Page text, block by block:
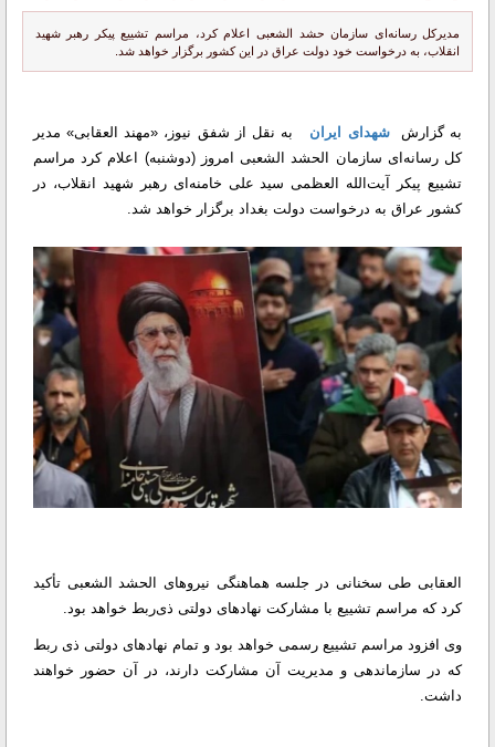
مدیرکل رسانه‌ای سازمان حشد الشعبی اعلام کرد، مراسم تشییع پیکر رهبر شهید
انقلاب، به درخواست خود دولت عراق در این کشور برگزار خواهد شد.
به گزارششهدای ایران به نقل از شفق نیوز، «مهند العقابی» مدیر
کل رسانه‌ای سازمان الحشد الشعبی امروز (دوشنبه) اعلام کرد مراسم
تشییع پیکر آیت‌الله العظمی سید علی خامنه‌ای رهبر شهید انقلاب، در
کشور عراق به درخواست دولت بغداد برگزار خواهد شد.
العقابی طی سخنانی در جلسه هماهنگی نیروهای الحشد الشعبی تأکید
کرد که مراسم تشییع با مشارکت نهادهای دولتی ذی‌ربط خواهد بود.
وی افزود مراسم تشییع رسمی خواهد بود و تمام نهادهای دولتی ذی ربط
که در سازماندهی و مدیریت آن مشارکت دارند، در آن حضور خواهند
داشت.